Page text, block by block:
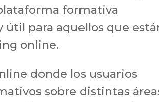
formativa
para aquellos que
online.
donde los usuarios
sobre distintas